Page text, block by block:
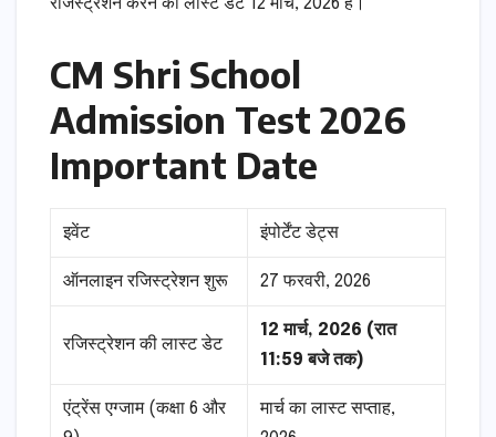
रजिस्ट्रेशन करने की लास्ट डेट 12 मार्च, 2026 है।
CM Shri School
Admission Test 2026
Important Date
इवेंट इंपोर्टेंट डेट्स
ऑनलाइन रजिस्ट्रेशन शुरू 27 फरवरी, 2026
रजिस्ट्रेशन की लास्ट डेट
12 मार्च, 2026 (रात
11:59 बजे तक)
एंट्रेंस एग्जाम (कक्षा 6 और
मार्च का लास्ट सप्ताह,